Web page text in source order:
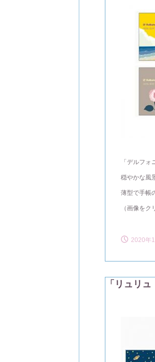
「デルフ
穏やかな風
薄型で手帳
（画像をク
2020年
「リュリ